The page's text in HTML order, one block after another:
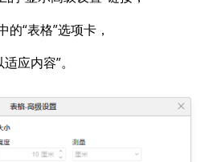
的“表格”选项卡，
应内容”。